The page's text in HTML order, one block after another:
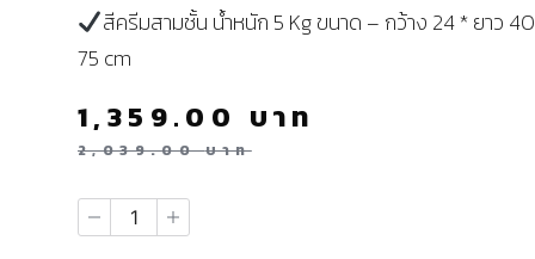
สีครีมสามชั้น น้ำหนัก 5 Kg ขนาด – กว้าง 24 * ยาว
75 cm
2,039.00บาท
1,359.00 บาท